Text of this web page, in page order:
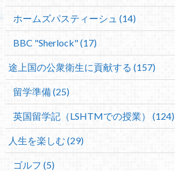
ホームズパスティーシュ (14)
BBC "Sherlock" (17)
途上国の公衆衛生に貢献する (157)
留学準備 (25)
英国留学記（LSHTMでの授業） (124)
人生を楽しむ (29)
ゴルフ (5)